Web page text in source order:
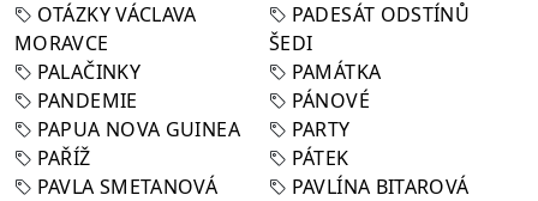
OTÁZKY VÁCLAVA
MORAVCE
PADESÁT ODSTÍNŮ
ŠEDI
PALAČINKY
PAMÁTKA
PANDEMIE
PÁNOVÉ
PAPUA NOVA GUINEA
PARTY
PAŘÍŽ
PÁTEK
PAVLA SMETANOVÁ
PAVLÍNA BITAROVÁ